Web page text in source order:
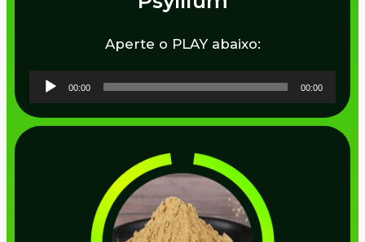
Aperte o PLAY abaixo:
Tocador
de
áudio
00:00 00:00